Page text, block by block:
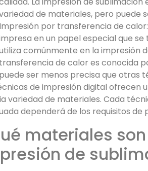
de materiales, pero puede
Impresión por transferencia de
en un papel especial que
comúnmente en la impresión
transferencia de calor es conocida
puede ser menos precisa que otras
de impresión digital ofrecen
variedad de materiales. Cada
dependerá de los requisitos de
materiales
de